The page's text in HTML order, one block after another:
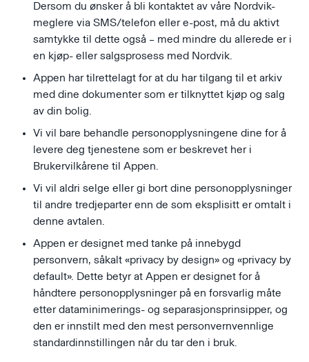
Dersom du ønsker å bli kontaktet av våre Nordvik-
meglere via SMS/telefon eller e-post, må du aktivt
samtykke til dette også – med mindre du allerede er i
en kjøp- eller salgsprosess med Nordvik.
Appen har tilrettelagt for at du har tilgang til et arkiv
med dine dokumenter som er tilknyttet kjøp og salg
av din bolig.
Vi vil bare behandle personopplysningene dine for å
levere deg tjenestene som er beskrevet her i
Brukervilkårene til Appen.
Vi vil aldri selge eller gi bort dine personopplysninger
til andre tredjeparter enn de som eksplisitt er omtalt i
denne avtalen.
Appen er designet med tanke på innebygd
personvern, såkalt «privacy by design» og «privacy by
default». Dette betyr at Appen er designet for å
håndtere personopplysninger på en forsvarlig måte
etter dataminimerings- og separasjonsprinsipper, og
den er innstilt med den mest personvernvennlige
standardinnstillingen når du tar den i bruk.